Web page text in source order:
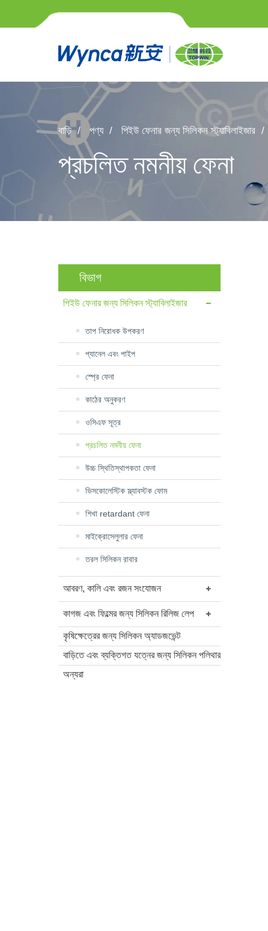
বাড়ি পণ্য পিইউ ফেনার জন্য সিলিকন স্ট্যাবিলাইজার
প্রচলিত নমনীয় ফেনা
বিভাগ
পিইউ ফেনার জন্য সিলিকন স্ট্যাবিলাইজার
তাপ নিরোধক উপকরণ
প্যানেল এবং পাইপ
স্প্রে ফেনা
কাঠের অনুকরণ
ওসিএফ সূত্র
প্রচলিত নমনীয় ফেনা
উচ্চ স্থিতিস্থাপকতা ফেনা
ভিসকোলেস্টিক স্ল্যাবস্টক ফোম
শিখা retardant ফেনা
মাইক্রোসেলুলার ফেনা
তরল সিলিকন রাবার
আবরণ, কালি এবং রজন সংযোজন
কাগজ এবং ফিল্মের জন্য সিলিকন রিলিজ লেপ
কৃষিক্ষেত্রের জন্য সিলিকন অ্যাডজভেন্ট
বাড়িতে এবং ব্যক্তিগত যত্নের জন্য সিলিকন পলিথার
অন্যরা